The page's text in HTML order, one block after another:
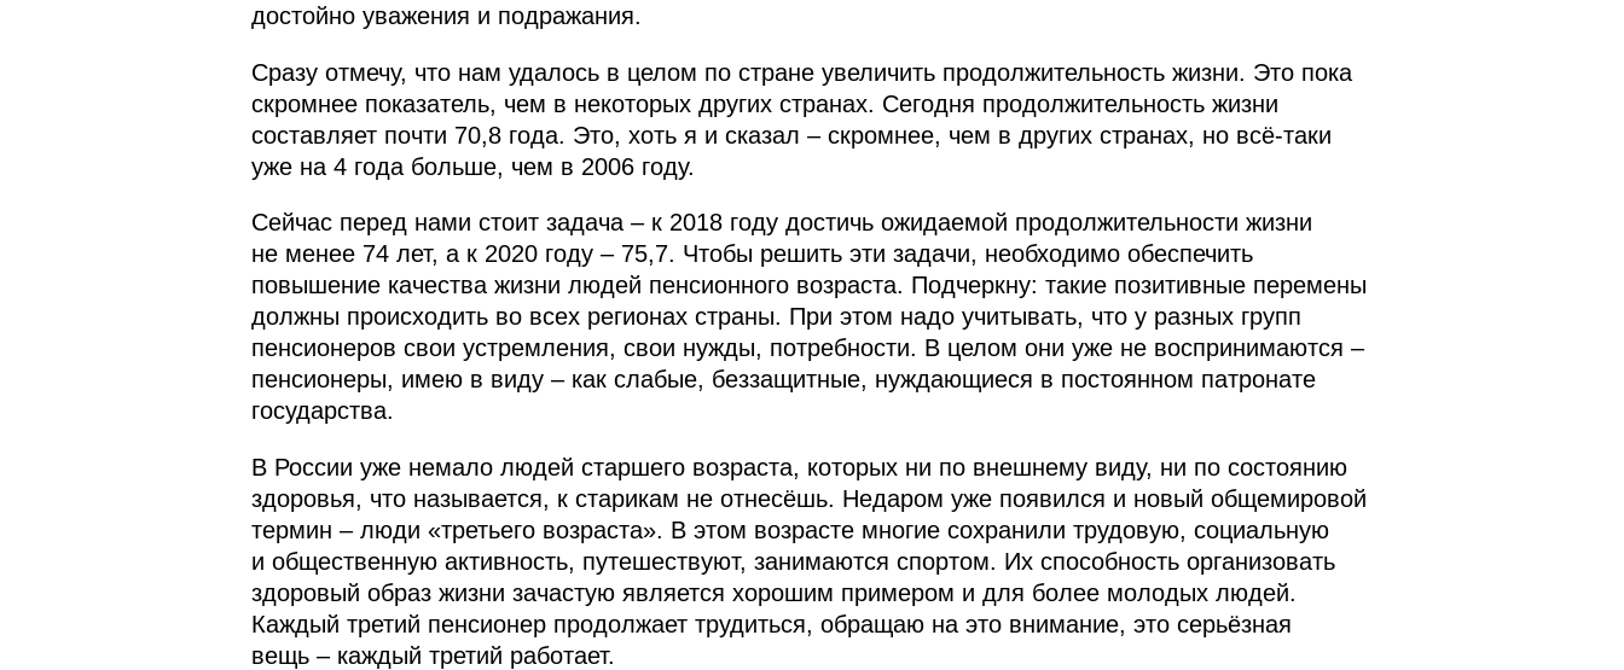
достойно уважения и подражания.
Сразу отмечу, что нам удалось в целом по стране увеличить продолжительность жизни. Это пока
скромнее показатель, чем в некоторых других странах. Сегодня продолжительность жизни
составляет почти 70,8 года. Это, хоть я и сказал – скромнее, чем в других странах, но всё‑таки
уже на 4 года больше, чем в 2006 году.
Сейчас перед нами стоит задача – к 2018 году достичь ожидаемой продолжительности жизни
не менее 74 лет, а к 2020 году – 75,7. Чтобы решить эти задачи, необходимо обеспечить
повышение качества жизни людей пенсионного возраста. Подчеркну: такие позитивные перемены
должны происходить во всех регионах страны. При этом надо учитывать, что у разных групп
пенсионеров свои устремления, свои нужды, потребности. В целом они уже не воспринимаются –
пенсионеры, имею в виду – как слабые, беззащитные, нуждающиеся в постоянном патронате
государства.
В России уже немало людей старшего возраста, которых ни по внешнему виду, ни по состоянию
здоровья, что называется, к старикам не отнесёшь. Недаром уже появился и новый общемировой
термин – люди «третьего возраста». В этом возрасте многие сохранили трудовую, социальную
и общественную активность, путешествуют, занимаются спортом. Их способность организовать
здоровый образ жизни зачастую является хорошим примером и для более молодых людей.
Каждый третий пенсионер продолжает трудиться, обращаю на это внимание, это серьёзная
вещь – каждый третий работает.